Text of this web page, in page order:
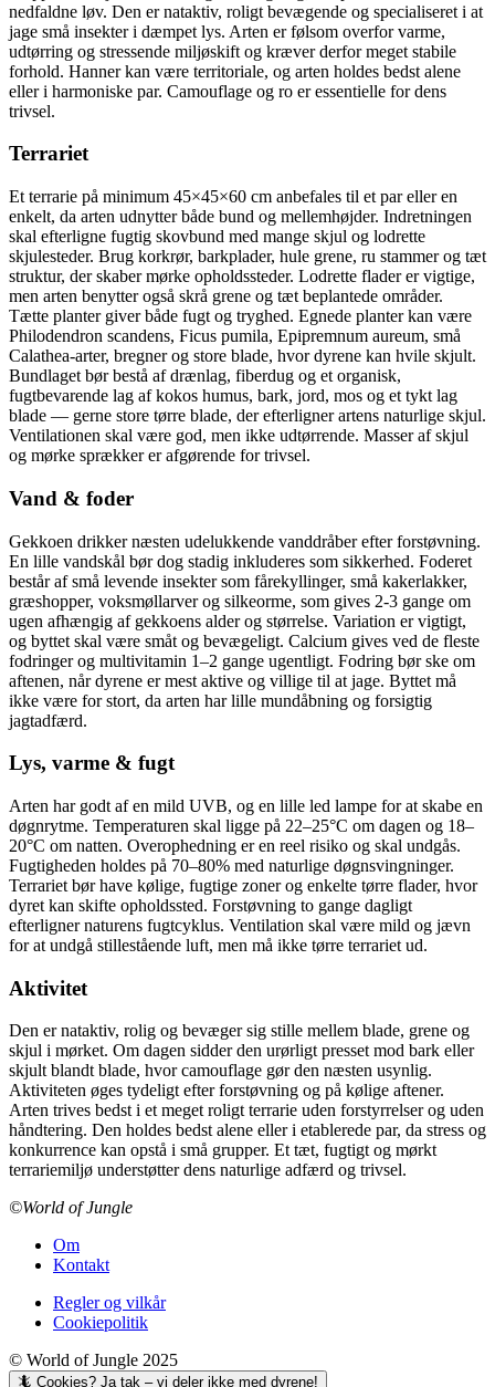
nedfaldne løv. Den er nataktiv, roligt bevægende og specialiseret i at
jage små insekter i dæmpet lys. Arten er følsom overfor varme,
udtørring og stressende miljøskift og kræver derfor meget stabile
forhold. Hanner kan være territoriale, og arten holdes bedst alene
eller i harmoniske par. Camouflage og ro er essentielle for dens
trivsel.
Terrariet
Et terrarie på minimum 45×45×60 cm anbefales til et par eller en
enkelt, da arten udnytter både bund og mellemhøjder. Indretningen
skal efterligne fugtig skovbund med mange skjul og lodrette
skjulesteder. Brug korkrør, barkplader, hule grene, ru stammer og tæt
struktur, der skaber mørke opholdssteder. Lodrette flader er vigtige,
men arten benytter også skrå grene og tæt beplantede områder.
Tætte planter giver både fugt og tryghed. Egnede planter kan være
Philodendron scandens, Ficus pumila, Epipremnum aureum, små
Calathea-arter, bregner og store blade, hvor dyrene kan hvile skjult.
Bundlaget bør bestå af drænlag, fiberdug og et organisk,
fugtbevarende lag af kokos humus, bark, jord, mos og et tykt lag
blade — gerne store tørre blade, der efterligner artens naturlige skjul.
Ventilationen skal være god, men ikke udtørrende. Masser af skjul
og mørke sprækker er afgørende for trivsel.
Vand & foder
Gekkoen drikker næsten udelukkende vanddråber efter forstøvning.
En lille vandskål bør dog stadig inkluderes som sikkerhed. Foderet
består af små levende insekter som fårekyllinger, små kakerlakker,
græshopper, voksmøllarver og silkeorme, som gives 2-3 gange om
ugen afhængig af gekkoens alder og størrelse. Variation er vigtigt,
og byttet skal være småt og bevægeligt. Calcium gives ved de fleste
fodringer og multivitamin 1–2 gange ugentligt. Fodring bør ske om
aftenen, når dyrene er mest aktive og villige til at jage. Byttet må
ikke være for stort, da arten har lille mundåbning og forsigtig
jagtadfærd.
Lys, varme & fugt
Arten har godt af en mild UVB, og en lille led lampe for at skabe en
døgnrytme. Temperaturen skal ligge på 22–25°C om dagen og 18–
20°C om natten. Overophedning er en reel risiko og skal undgås.
Fugtigheden holdes på 70–80% med naturlige døgnsvingninger.
Terrariet bør have kølige, fugtige zoner og enkelte tørre flader, hvor
dyret kan skifte opholdssted. Forstøvning to gange dagligt
efterligner naturens fugtcyklus. Ventilation skal være mild og jævn
for at undgå stillestående luft, men må ikke tørre terrariet ud.
Aktivitet
Den er nataktiv, rolig og bevæger sig stille mellem blade, grene og
skjul i mørket. Om dagen sidder den urørligt presset mod bark eller
skjult blandt blade, hvor camouflage gør den næsten usynlig.
Aktiviteten øges tydeligt efter forstøvning og på kølige aftener.
Arten trives bedst i et meget roligt terrarie uden forstyrrelser og uden
håndtering. Den holdes bedst alene eller i etablerede par, da stress og
konkurrence kan opstå i små grupper. Et tæt, fugtigt og mørkt
terrariemiljø understøtter dens naturlige adfærd og trivsel.
©World of Jungle
Om
Kontakt
Regler og vilkår
Cookiepolitik
© World of Jungle 2025
🦎 Cookies? Ja tak – vi deler ikke med dyrene!